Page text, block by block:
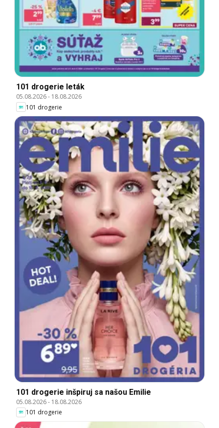
101 drogerie leták
05.08.2026- 18.08.2026
101 drogerie
101 drogerie inšpiruj sa našou Emilie
05.08.2026- 18.08.2026
101 drogerie